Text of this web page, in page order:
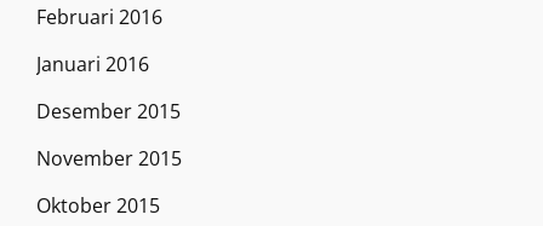
Februari 2016
Januari 2016
Desember 2015
November 2015
Oktober 2015